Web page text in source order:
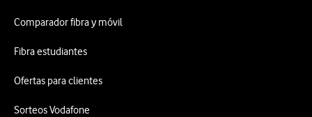
Comparador fibra y móvil
Fibra estudiantes
Ofertas para clientes
Sorteos Vodafone